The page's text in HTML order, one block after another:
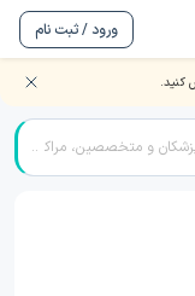
ورود / ثبت نام
کنید.